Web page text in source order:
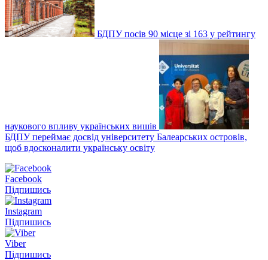
БДПУ посів 90 місце зі 163 у рейтингу
наукового впливу українських вишів
БДПУ переймає досвід університету Балеарських островів,
щоб вдосконалити українську освіту
Facebook
Підпишись
Instagram
Підпишись
Viber
Підпишись